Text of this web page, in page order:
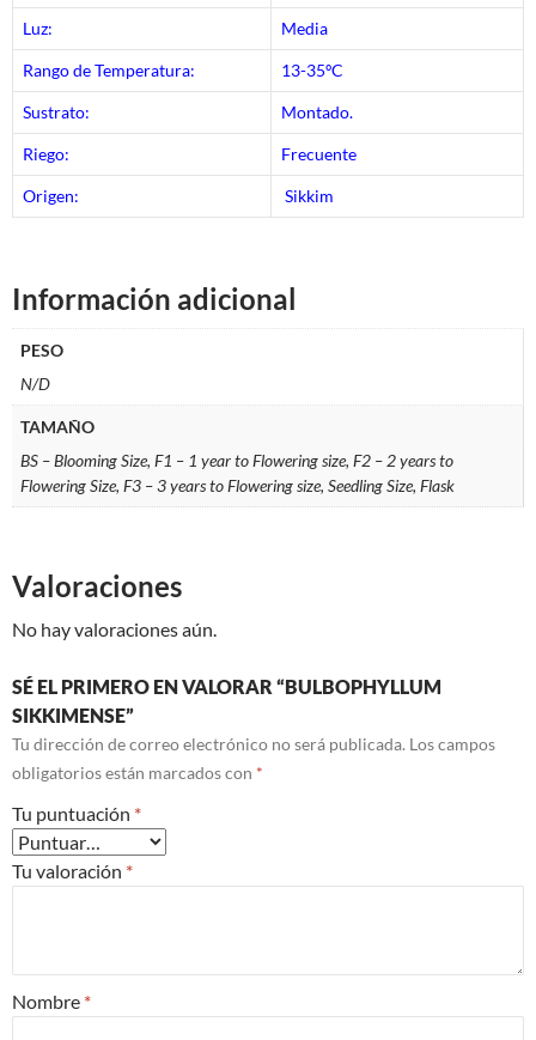
Luz: Media
Rango de Temperatura: 13-35ºC
Sustrato: Montado.
Riego: Frecuente
Origen: Sikkim
Información adicional
PESO
N/D
TAMAÑO
BS – Blooming Size, F1 – 1 year to Flowering size, F2 – 2 years to
Flowering Size, F3 – 3 years to Flowering size, Seedling Size, Flask
Valoraciones
No hay valoraciones aún.
SÉ EL PRIMERO EN VALORAR “BULBOPHYLLUM
SIKKIMENSE”
Tu dirección de correo electrónico no será publicada. Los campos
obligatorios están marcados con *
Tu puntuación *
Tu valoración *
Nombre *